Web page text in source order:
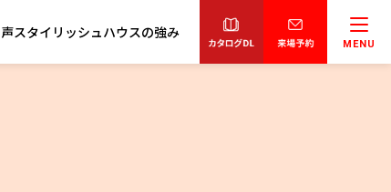
スタイリッシュハウスの強み
MENU